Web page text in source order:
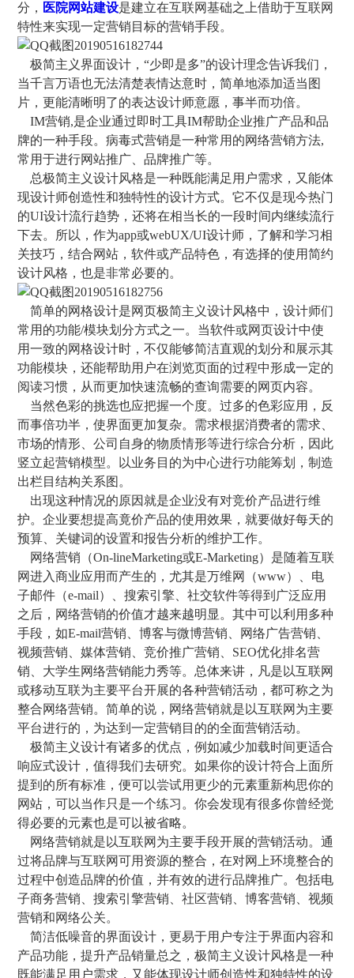
分， 医院网站建设是建立在互联网基础之上借助于互联网
特性来实现一定营销目标的营销手段。
极简主义界面设计，“少即是多”的设计理念告诉我们，
当千言万语也无法清楚表情达意时，简单地添加适当图
片，更能清晰明了的表达设计师意愿，事半而功倍。
IM营销,是企业通过即时工具IM帮助企业推广产品和品
牌的一种手段。病毒式营销是一种常用的网络营销方法,
常用于进行网站推广、品牌推广等。
总极简主义设计风格是一种既能满足用户需求，又能体
现设计师创造性和独特性的设计方式。它不仅是现今热门
的UI设计流行趋势，还将在相当长的一段时间内继续流行
下去。所以，作为app或webUX/UI设计师，了解和学习相
关技巧，结合网站，软件或产品特色，有选择的使用简约
设计风格，也是非常必要的。
简单的网格设计是网页极简主义设计风格中，设计师们
常用的功能/模块划分方式之一。当软件或网页设计中使
用一致的网格设计时，不仅能够简洁直观的划分和展示其
功能模块，还能帮助用户在浏览页面的过程中形成一定的
阅读习惯，从而更加快速流畅的查询需要的网页内容。
当然色彩的挑选也应把握一个度。过多的色彩应用，反
而事倍功半，使界面更加复杂。需求根据消费者的需求、
市场的情形、公司自身的物质情形等进行综合分析，因此
竖立起营销模型。以业务目的为中心进行功能筹划，制造
出栏目结构关系图。
出现这种情况的原因就是企业没有对竞价产品进行维
护。企业要想提高竟价产品的使用效果，就要做好每天的
预算、关键词的设置和报告分析的维护工作。
网络营销（On-lineMarketing或E-Marketing）是随着互联
网进入商业应用而产生的，尤其是万维网（www）、电
子邮件（e-mail）、搜索引擎、社交软件等得到广泛应用
之后，网络营销的价值才越来越明显。其中可以利用多种
手段，如E-mail营销、博客与微博营销、网络广告营销、
视频营销、媒体营销、竞价推广营销、SEO优化排名营
销、大学生网络营销能力秀等。总体来讲，凡是以互联网
或移动互联为主要平台开展的各种营销活动，都可称之为
整合网络营销。简单的说，网络营销就是以互联网为主要
平台进行的，为达到一定营销目的的全面营销活动。
极简主义设计有诸多的优点，例如减少加载时间更适合
响应式设计，值得我们去研究。如果你的设计符合上面所
提到的所有标准，便可以尝试用更少的元素重新构思你的
网站，可以当作只是一个练习。你会发现有很多你曾经觉
得必要的元素也是可以被省略。
网络营销就是以互联网为主要手段开展的营销活动。通
过将品牌与互联网可用资源的整合，在对网上环境整合的
过程中创造品牌的价值，并有效的进行品牌推广。包括电
子商务营销、搜索引擎营销、社区营销、博客营销、视频
营销和网络公关。
简洁低噪音的界面设计，更易于用户专注于界面内容和
产品功能，提升产品销量总之，极简主义设计风格是一种
既能满足用户需求，又能体现设计师创造性和独特性的设